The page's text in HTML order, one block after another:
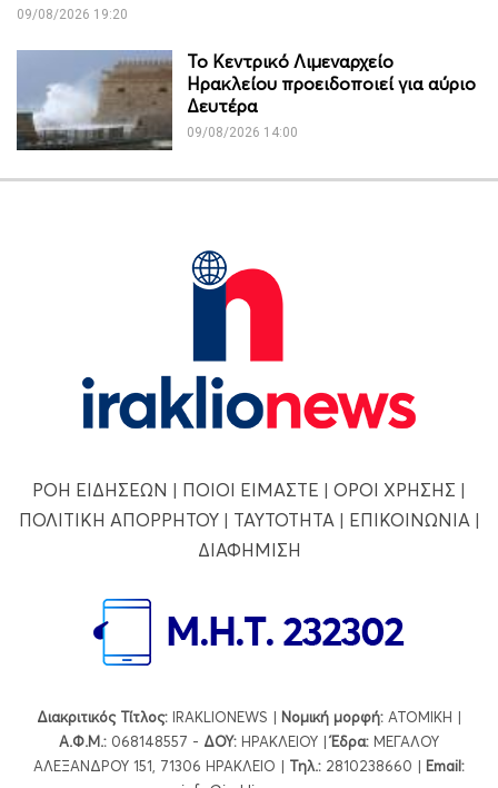
09/08/2026 19:20
Το Κεντρικό Λιμεναρχείο
Ηρακλείου προειδοποιεί για αύριο
Δευτέρα
09/08/2026 14:00
ΡΟΗ ΕΙΔΗΣΕΩΝ | ΠΟΙΟΙ ΕΙΜΑΣΤΕ | ΟΡΟΙ ΧΡΗΣΗΣ |
ΠΟΛΙΤΙΚΗ ΑΠΟΡΡΗΤΟΥ| ΤΑΥΤΟΤΗΤΑ | ΕΠΙΚΟΙΝΩΝΙΑ |
ΔΙΑΦΗΜΙΣΗ
Διακριτικός Τίτλος: IRAKLIONEWS | Νομική μορφή: ΑΤΟΜΙΚΗ |
Α.Φ.Μ.: 068148557 - ΔΟΥ: ΗΡΑΚΛΕΙΟΥ |Έδρα: ΜΕΓΑΛΟΥ
ΑΛΕΞΑΝΔΡΟΥ 151, 71306 ΗΡΑΚΛΕΙΟ | Τηλ.: 2810238660 | Εmail: